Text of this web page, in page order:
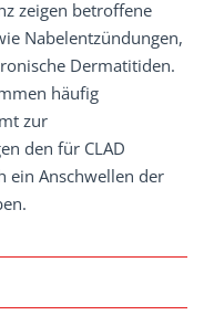
zeigen betroffene
Nabelentzündungen,
Dermatitiden.
häufig
zur
den für CLAD
ein Anschwellen der